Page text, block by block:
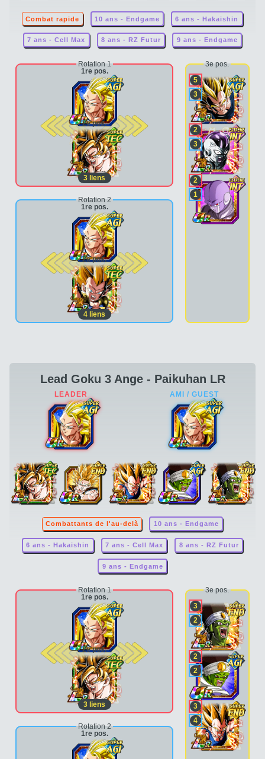
Combat rapide 10 ans - Endgame 6 ans - Hakaishin
7 ans - Cell Max 8 ans - RZ Futur 9 ans - Endgame
Rotation 1
1re pos.
2e pos.
3 liens
Rotation 2
1re pos.
2e pos.
4 liens
3e pos.
5
3
2
3
2
1
Lead Goku 3 Ange - Paikuhan LR
Combattants de l'au-delà 10 ans - Endgame
6 ans - Hakaishin 7 ans - Cell Max 8 ans - RZ Futur
9 ans - Endgame
Rotation 1
1re pos.
2e pos.
3 liens
Rotation 2
1re pos.
3e pos.
3
2
2
2
3
4